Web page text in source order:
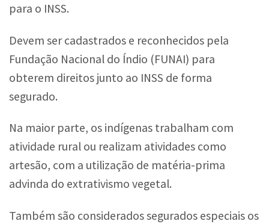
para o INSS.
Devem ser cadastrados e reconhecidos pela
Fundação Nacional do Índio (FUNAI) para
obterem direitos junto ao INSS de forma
segurado.
Na maior parte, os indígenas trabalham com
atividade rural ou realizam atividades como
artesão, com a utilização de matéria-prima
advinda do extrativismo vegetal.
Também são considerados segurados especiais os